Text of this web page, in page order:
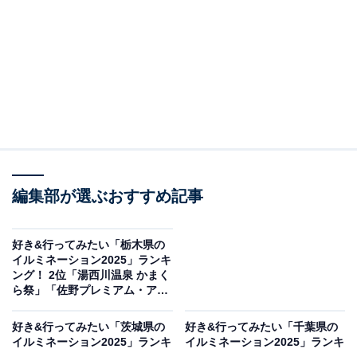
編集部が選ぶおすすめ記事
好き&行ってみたい「栃木県の
イルミネーション2025」ランキ
ング！ 2位「湯西川温泉 かまく
ら祭」「佐野プレミアム・アウ
ション」、1位は？
好き&行ってみたい「茨城県の
イルミネーション2025」ランキ
好き&行ってみたい「千葉県の
イルミネーション2025」ランキ